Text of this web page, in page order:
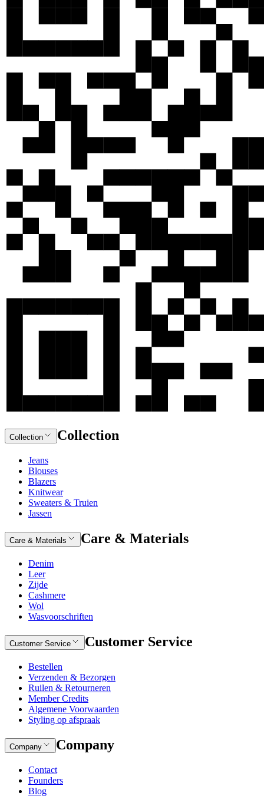
Collection Collection
Jeans
Blouses
Blazers
Knitwear
Sweaters & Truien
Jassen
Care & Materials Care & Materials
Denim
Leer
Zijde
Cashmere
Wol
Wasvoorschriften
Customer Service Customer Service
Bestellen
Verzenden & Bezorgen
Ruilen & Retourneren
Member Credits
Algemene Voorwaarden
Styling op afspraak
Company Company
Contact
Founders
Blog